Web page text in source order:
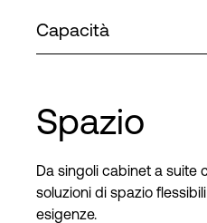
Capacità
Spazio
Da singoli cabinet a suite
soluzioni di spazio
esigenze.